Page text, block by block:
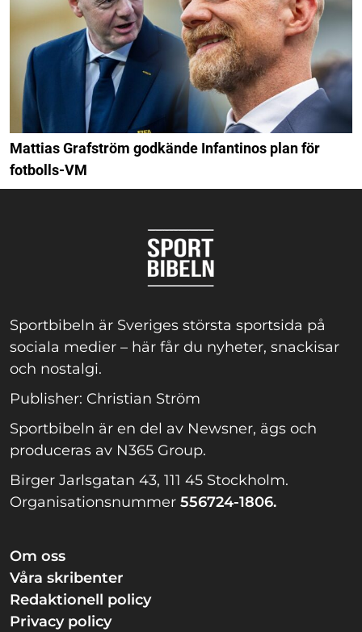
Mattias Grafström godkände Infantinos plan för
fotbolls-VM
Sportbibeln är Sveriges största sportsida på
sociala medier – här får du nyheter, snackisar
och nostalgi.
Publisher: Christian Ström
Sportbibeln är en del av Newsner, ägs och
produceras av N365 Group.
Birger Jarlsgatan 43, 111 45 Stockholm.
Organisationsnummer 556724-1806.
Om oss
Våra skribenter
Redaktionell policy
Privacy policy